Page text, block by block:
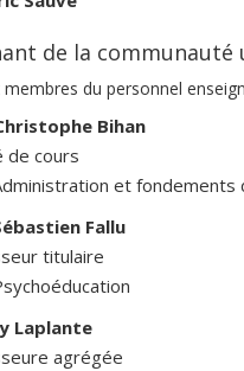
de la communauté
du personnel
Bihan
de cours
et fondements
Fallu
titulaire
Laplante
agrégée